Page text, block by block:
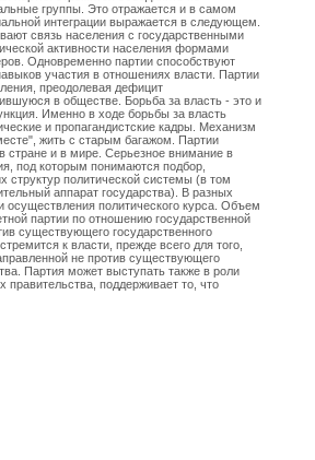
группы. Это отражается и в самом
интеграции выражается в следующем.
связь населения с государственными
активности населения формами
Одновременно партии способствуют
участия в отношениях власти. Партии
преодолевая дефицит
в обществе. Борьба за власть - это и
Именно в ходе борьбы за власть
и пропагандистские кадры. Механизм
жить с старым багажом. Партии
стране и в мире. Серьезное внимание в
под которым понимаются подбор,
структур политической системы (в том
аппарат государства). В разных
осуществления политического курса. Объем
партии по отношению государственной
существующего государственного
к власти, прежде всего для того,
не против существующего
Партия может выступать также в роли
правительства, поддерживает то, что